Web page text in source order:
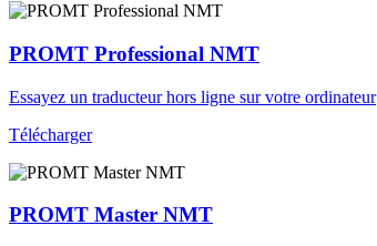
PROMT Professional NMT
Essayez un traducteur hors ligne sur votre ordinateur
Télécharger
PROMT Master NMT